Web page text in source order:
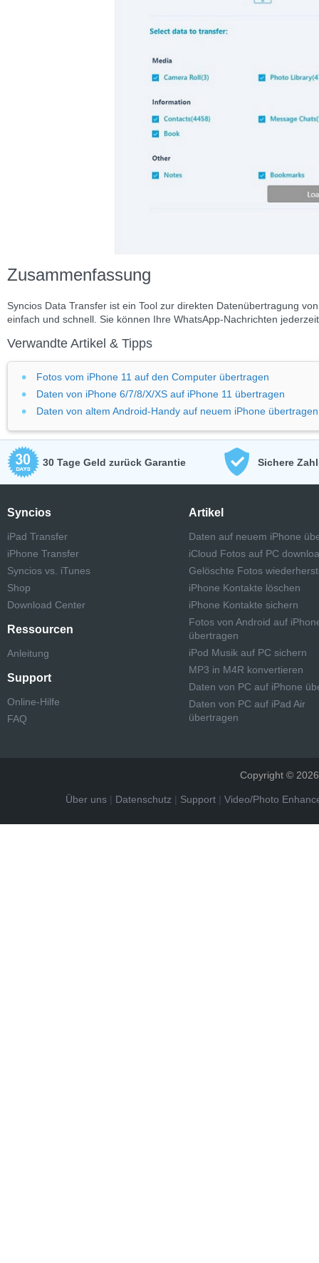
Zusammenfassung
Syncios Data Transfer ist ein Tool zur direkten Datenübertragung
einfach und schnell. Sie können Ihre WhatsApp-Nachrichten
Verwandte Artikel & Tipps
Fotos vom iPhone 11 auf den Computer übertragen
Daten von iPhone 6/7/8/X/XS auf iPhone 11 übertragen
Daten von altem Android-Handy auf neuem iPhone übertragen
30 Tage Geld zurück Garantie Sichere
Syncios
iPad Transfer
iPhone Transfer
Syncios vs. iTunes
Shop
Download Center
Ressourcen
Anleitung
Support
Online-Hilfe
FAQ
Artikel
Daten auf neuem iPhone
iCloud Fotos auf PC
Gelöschte Fotos
iPhone Kontakte löschen
iPhone Kontakte sichern
Fotos von Android auf
übertragen
iPod Musik auf PC sichern
MP3 in M4R konvertieren
Daten von PC auf iPhone
Daten von PC auf iPad Air
übertragen
Copyright ©
Über uns | Datenschutz | Support |Video/Photo